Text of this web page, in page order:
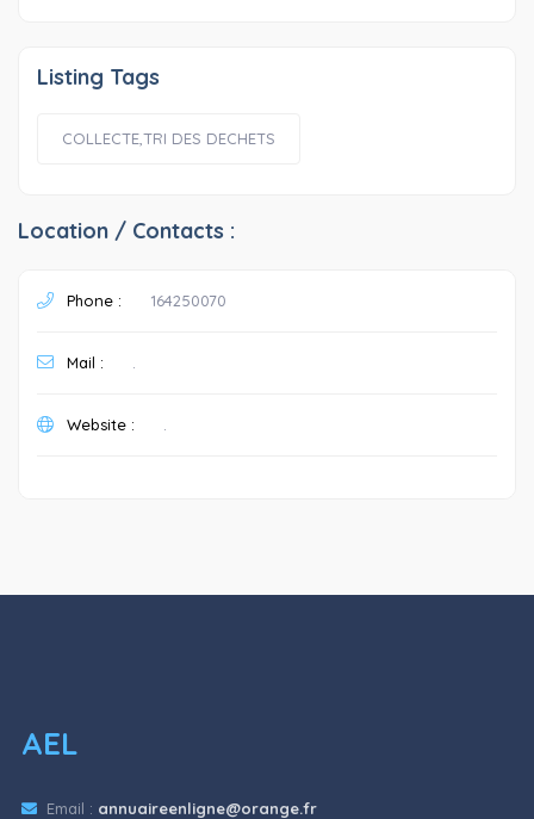
Listing Tags
COLLECTE,TRI DES DECHETS
Location / Contacts :
Phone : 164250070
Mail :
Website :
AEL
Email : annuaireenligne@orange.fr